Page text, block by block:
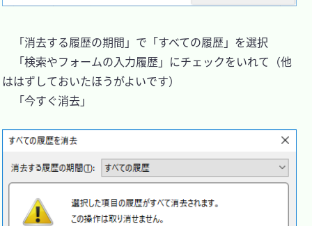
「消去する履歴の期間」で「すべての履歴」を選択
「検索やフォームの入力履歴」にチェックをいれて（他
ははずしておいたほうがよいです）
「今すぐ消去」